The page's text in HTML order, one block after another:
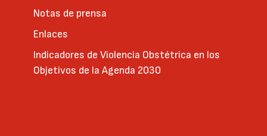
Notas de prensa
Enlaces
Indicadores de Violencia Obstétrica en los
Objetivos de la Agenda 2030